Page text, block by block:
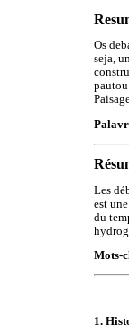
Os
seja,
Les
est
du
Mots-
1.